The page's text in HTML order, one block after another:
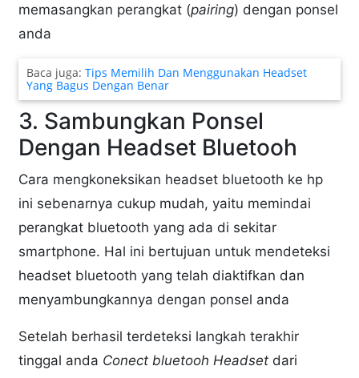
memasangkan perangkat (pairing) dengan ponsel
anda
Baca juga:Tips Memilih Dan Menggunakan Headset
Yang Bagus Dengan Benar
3. Sambungkan Ponsel
Dengan Headset Bluetooh
Cara mengkoneksikan headset bluetooth ke hp
ini sebenarnya cukup mudah, yaitu memindai
perangkat bluetooth yang ada di sekitar
smartphone. Hal ini bertujuan untuk mendeteksi
headset bluetooth yang telah diaktifkan dan
menyambungkannya dengan ponsel anda
Setelah berhasil terdeteksi langkah terakhir
tinggal anda Conect bluetooh Headset dari